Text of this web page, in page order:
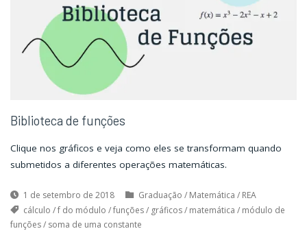
Biblioteca de funções
Clique nos gráficos e veja como eles se transformam quando
submetidos a diferentes operações matemáticas.
1 de setembro de 2018 Graduação / Matemática / REA
cálculo /f do módulo /funções/ gráficos/ matemática / módulo de
funções/ soma de uma constante